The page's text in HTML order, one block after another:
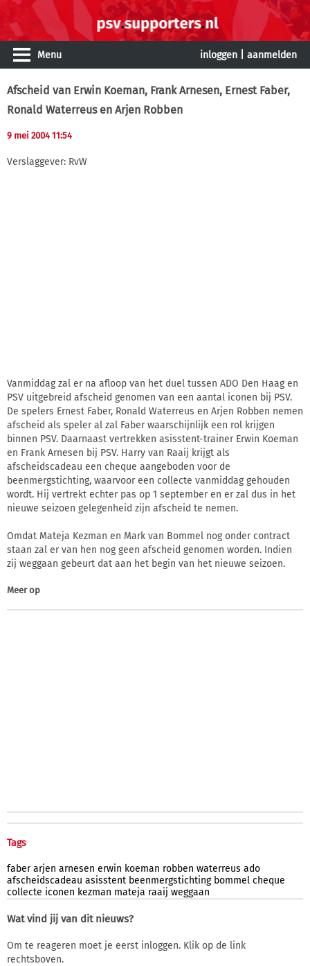
Menu inloggen aanmelden
Afscheid van Erwin Koeman, Frank Arnesen, Ernest Faber,
Ronald Waterreus en Arjen Robben
9 mei 2004 11:54
Verslaggever: RvW
Vanmiddag zal er na afloop van het duel tussen ADO Den Haag en
PSV uitgebreid afscheid genomen van een aantal iconen bij PSV.
De spelers Ernest Faber, Ronald Waterreus en Arjen Robben nemen
afscheid als speler al zal Faber waarschijnlijk een rol krijgen
binnen PSV. Daarnaast vertrekken asisstent-trainer Erwin Koeman
en Frank Arnesen bij PSV. Harry van Raaij krijgt als
afscheidscadeau een cheque aangeboden voor de
beenmergstichting, waarvoor een collecte vanmiddag gehouden
wordt. Hij vertrekt echter pas op 1 september en er zal dus in het
nieuwe seizoen gelegenheid zijn afscheid te nemen.
Omdat Mateja Kezman en Mark van Bommel nog onder contract
staan zal er van hen nog geen afscheid genomen worden. Indien
zij weggaan gebeurt dat aan het begin van het nieuwe seizoen.
Meer op
Tags
faber arjen arnesen erwin koeman robben waterreus ado
afscheidscadeau asisstent beenmergstichting bommel cheque
collecte iconen kezman mateja raaij weggaan
Wat vind jij van dit nieuws?
Om te reageren moet je eerst inloggen. Klik op de link
rechtsboven.